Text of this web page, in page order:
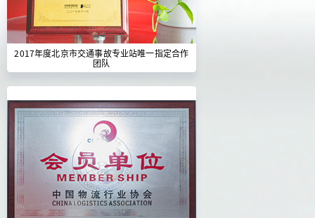
2017年度北京市交通事故专业站唯一指定合作
团队